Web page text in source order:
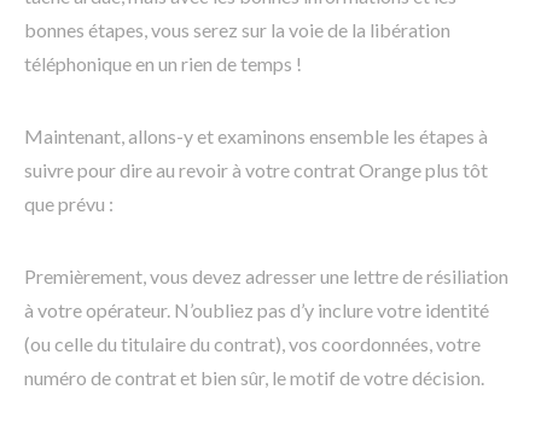
bonnes étapes, vous serez sur la voie de la libération
téléphonique en un rien de temps !
Maintenant, allons-y et examinons ensemble les étapes à
suivre pour dire au revoir à votre contrat Orange plus tôt
que prévu :
Premièrement, vous devez adresser une lettre de résiliation
à votre opérateur. N’oubliez pas d’y inclure votre identité
(ou celle du titulaire du contrat), vos coordonnées, votre
numéro de contrat et bien sûr, le motif de votre décision.